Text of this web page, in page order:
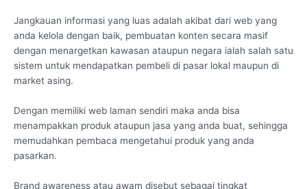
Jangkauan informasi yang luas adalah akibat dari web yang
anda kelola dengan baik, pembuatan konten secara masif
dengan menargetkan kawasan ataupun negara ialah salah satu
sistem untuk mendapatkan pembeli di pasar lokal maupun di
market asing.
Dengan memiliki web laman sendiri maka anda bisa
menampakkan produk ataupun jasa yang anda buat, sehingga
memudahkan pembaca mengetahui produk yang anda
pasarkan.
Brand awareness atau awam disebut sebagai tingkat